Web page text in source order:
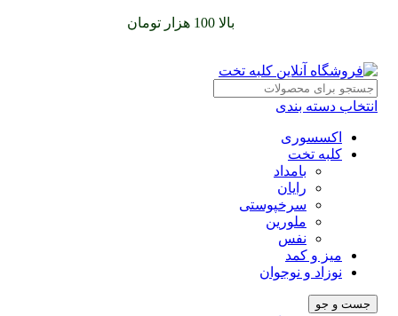
بالا 100 هزار تومان
انتخاب دسته بندی
اکسسوری
کلبه تخت
بامداد
رایان
سرخپوستی
ملورین
نفس
میز و کمد
نوزاد و نوجوان
جست و جو